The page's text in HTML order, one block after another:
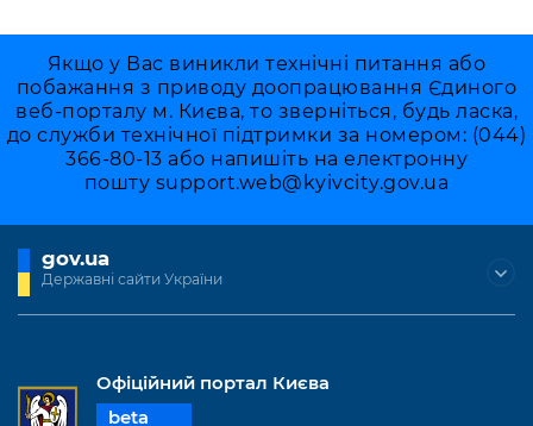
Якщо у Вас виникли технічні питання або
побажання з приводу доопрацювання Єдиного
веб-порталу м. Києва, то зверніться, будь ласка,
до служби технічної підтримки за номером: (044)
366-80-13 або напишіть на електронну
пошту support.web@kyivcity.gov.ua
gov.ua
Державні сайти України
Офіційний портал Києва
beta